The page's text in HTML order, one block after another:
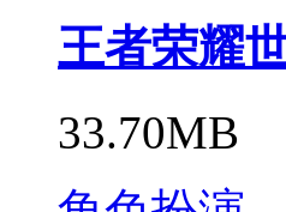
王者荣耀
33.70MB